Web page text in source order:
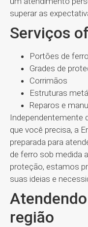
superar as
Serviços
Portões de ferro
Grades de
Corrimãos
Estruturas
Reparos e
Independentemente
que você precisa, a
preparada para
de ferro sob medida
proteção, estamos
suas ideias e
região